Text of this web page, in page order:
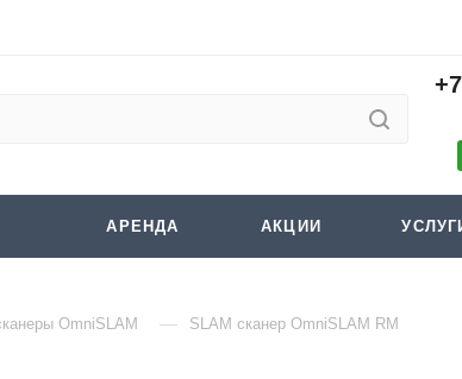
АРЕНДА АКЦИИ
OmniSLAM — SLAM сканер OmniSLAM RM